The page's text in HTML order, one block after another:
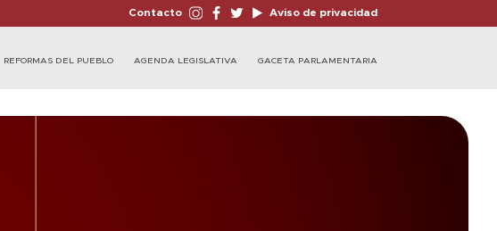
Contacto Aviso de privacidad
REFORMAS DEL PUEBLO AGENDA LEGISLATIVA GACETA PARLAMENTARIA